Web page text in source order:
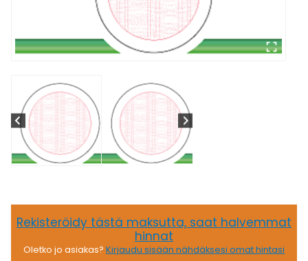
Rekisteröidy tästä maksutta, saat halvemmat
hinnat
Oletko jo asiakas? Kirjaudu sisään nähdäksesi omat hintasi